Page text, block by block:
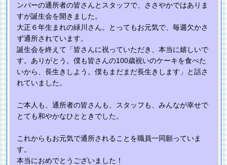
ンバーの通所者の皆さんとスタッフで、ささやかではありま
すが誕生会を開きました。
大正６年生まれの緑川さん。とってもお元気で、毎週欠かさ
ず通所されています。
誕生会を終えて「皆さんに祝っていただき、本当に嬉しいで
す。ありがとう。僕も皆さんの100歳祝いのケーキを食べた
いから、長生きしよう。僕もまだまだ長生きします」と話さ
れていました。
ご本人も、通所者の皆さんも、スタッフも、みんなが幸せで
とても和やかなひとときでした。
これからもお元気で通所されることを職員一同願っていま
す。
本当におめでとうございました！